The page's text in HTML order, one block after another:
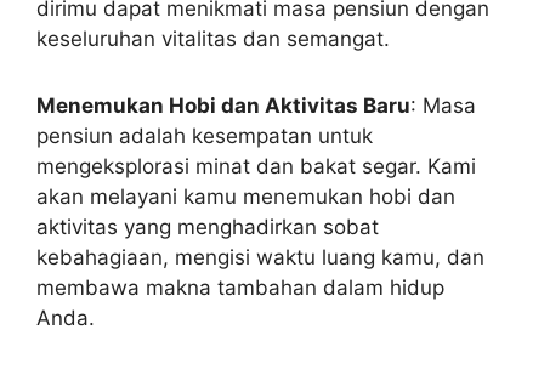
dirimu dapat menikmati masa pensiun dengan
keseluruhan vitalitas dan semangat.
Menemukan Hobi dan Aktivitas Baru: Masa
pensiun adalah kesempatan untuk
mengeksplorasi minat dan bakat segar. Kami
akan melayani kamu menemukan hobi dan
aktivitas yang menghadirkan sobat
kebahagiaan, mengisi waktu luang kamu, dan
membawa makna tambahan dalam hidup
Anda.